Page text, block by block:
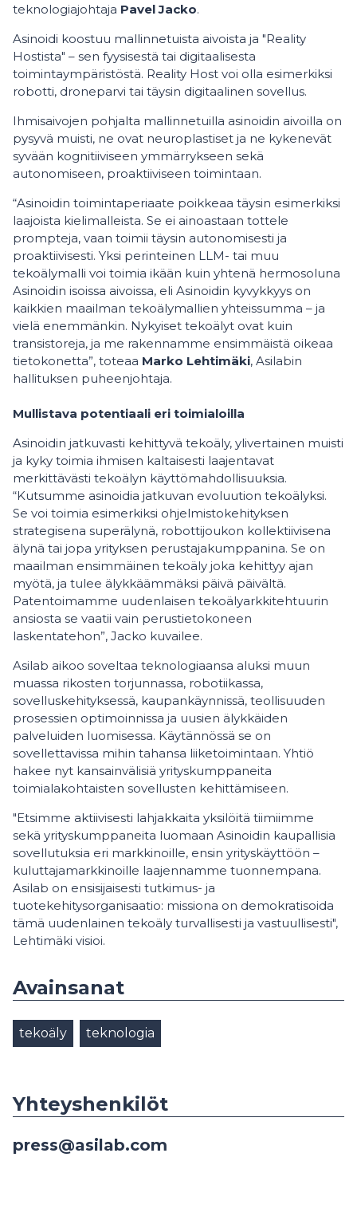
teknologiajohtaja Pavel Jacko.
Asinoidi koostuu mallinnetuista aivoista ja "Reality
Hostista" – sen fyysisestä tai digitaalisesta
toimintaympäristöstä. Reality Host voi olla esimerkiksi
robotti, droneparvi tai täysin digitaalinen sovellus.
Ihmisaivojen pohjalta mallinnetuilla asinoidin aivoilla on
pysyvä muisti, ne ovat neuroplastiset ja ne kykenevät
syvään kognitiiviseen ymmärrykseen sekä
autonomiseen, proaktiiviseen toimintaan.
“Asinoidin toimintaperiaate poikkeaa täysin esimerkiksi
laajoista kielimalleista. Se ei ainoastaan tottele
prompteja, vaan toimii täysin autonomisesti ja
proaktiivisesti. Yksi perinteinen LLM- tai muu
tekoälymalli voi toimia ikään kuin yhtenä hermosoluna
Asinoidin isoissa aivoissa, eli Asinoidin kyvykkyys on
kaikkien maailman tekoälymallien yhteissumma – ja
vielä enemmänkin. Nykyiset tekoälyt ovat kuin
transistoreja, ja me rakennamme ensimmäistä oikeaa
tietokonetta”, toteaa Marko Lehtimäki, Asilabin
hallituksen puheenjohtaja.
Mullistava potentiaali eri toimialoilla
Asinoidin jatkuvasti kehittyvä tekoäly, ylivertainen muisti
ja kyky toimia ihmisen kaltaisesti laajentavat
merkittävästi tekoälyn käyttömahdollisuuksia.
“Kutsumme asinoidia jatkuvan evoluution tekoälyksi.
Se voi toimia esimerkiksi ohjelmistokehityksen
strategisena superälynä, robottijoukon kollektiivisena
älynä tai jopa yrityksen perustajakumppanina. Se on
maailman ensimmäinen tekoäly joka kehittyy ajan
myötä, ja tulee älykkäämmäksi päivä päivältä.
Patentoimamme uudenlaisen tekoälyarkkitehtuurin
ansiosta se vaatii vain perustietokoneen
laskentatehon”, Jacko kuvailee.
Asilab aikoo soveltaa teknologiaansa aluksi muun
muassa rikosten torjunnassa, robotiikassa,
sovelluskehityksessä, kaupankäynnissä, teollisuuden
prosessien optimoinnissa ja uusien älykkäiden
palveluiden luomisessa. Käytännössä se on
sovellettavissa mihin tahansa liiketoimintaan. Yhtiö
hakee nyt kansainvälisiä yrityskumppaneita
toimialakohtaisten sovellusten kehittämiseen.
"Etsimme aktiivisesti lahjakkaita yksilöitä tiimiimme
sekä yrityskumppaneita luomaan Asinoidin kaupallisia
sovellutuksia eri markkinoille, ensin yrityskäyttöön –
kuluttajamarkkinoille laajennamme tuonnempana.
Asilab on ensisijaisesti tutkimus- ja
tuotekehitysorganisaatio: missiona on demokratisoida
tämä uudenlainen tekoäly turvallisesti ja vastuullisesti",
Lehtimäki visioi.
Avainsanat
tekoäly teknologia
Yhteyshenkilöt
press@asilab.com